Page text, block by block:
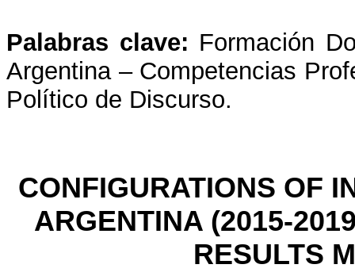
Palabras clave: Formación
Argentina – Competencias
Político de Discurso.
CONFIGURATIONS OF
ARGENTINA (2015-
RESULTS